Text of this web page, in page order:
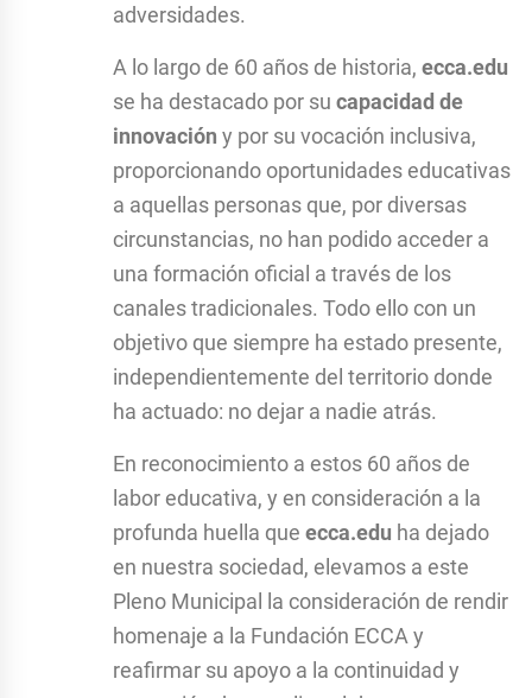
adversidades.
A lo largo de 60 años de historia, ecca.edu
se ha destacado por su capacidad de
innovación y por su vocación inclusiva,
proporcionando oportunidades educativas
a aquellas personas que, por diversas
circunstancias, no han podido acceder a
una formación oficial a través de los
canales tradicionales. Todo ello con un
objetivo que siempre ha estado presente,
independientemente del territorio donde
ha actuado: no dejar a nadie atrás.
En reconocimiento a estos 60 años de
labor educativa, y en consideración a la
profunda huella que ecca.edu ha dejado
en nuestra sociedad, elevamos a este
Pleno Municipal la consideración de rendir
homenaje a la Fundación ECCA y
reafirmar su apoyo a la continuidad y